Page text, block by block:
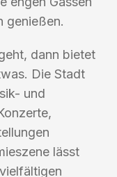
genießen.
dann bietet
Die Stadt
und
lässt